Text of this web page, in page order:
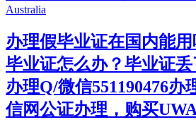
办理假毕业证在国内能
毕业证怎么办？毕业证
办理Q/微信551190476办
信网公证办理，购买